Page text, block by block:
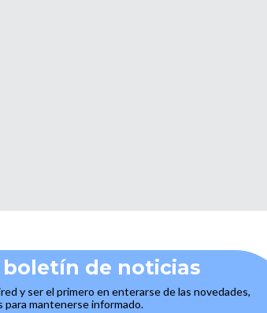
boletín de noticias
y ser el primero en enterarse de las novedades,
mantenerse informado.